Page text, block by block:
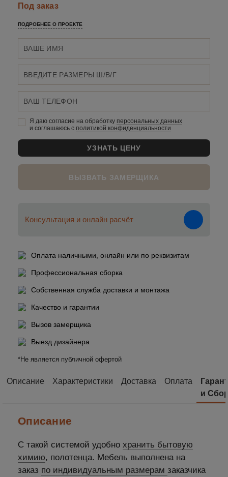
Под заказ
ПОДРОБНЕЕ О ПРОЕКТЕ
Я даю согласие на обработку персональных данныx
и соглашаюсь c политикой конфиденциальности
ВЫЗВАТЬ ЗАМЕРЩИКА
Консультация и онлайн расчёт
Оплата наличными, онлайн или по реквизитам
Профессиональная сборка
Собственная служба доставки и монтажа
Качество и гарантии
Вызов замерщика
Выезд дизайнера
*Не является публичной офертой
Описание Характеристики Доставка Оплата
и
Описание
С такой системой удобно хранить бытовую
химию, полотенца. Мебель выполнена на
заказ по индивидуальным размерам заказчика